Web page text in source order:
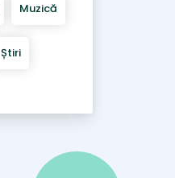
Muzică
Știri